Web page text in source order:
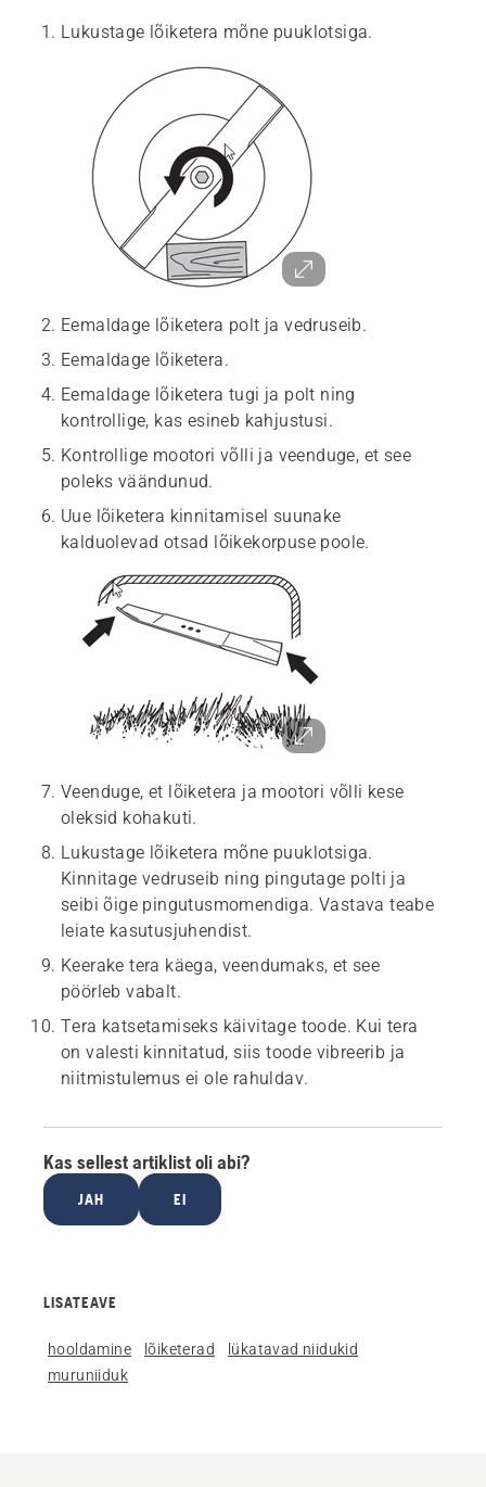
Lukustage lõiketera mõne puuklotsiga.
Eemaldage lõiketera polt ja vedruseib.
Eemaldage lõiketera.
Eemaldage lõiketera tugi ja polt ning
kontrollige, kas esineb kahjustusi.
Kontrollige mootori võlli ja veenduge, et see
poleks väändunud.
Uue lõiketera kinnitamisel suunake
kalduolevad otsad lõikekorpuse poole.
Veenduge, et lõiketera ja mootori võlli kese
oleksid kohakuti.
Lukustage lõiketera mõne puuklotsiga.
Kinnitage vedruseib ning pingutage polti ja
seibi õige pingutusmomendiga. Vastava teabe
leiate kasutusjuhendist.
Keerake tera käega, veendumaks, et see
pöörleb vabalt.
Tera katsetamiseks käivitage toode. Kui tera
on valesti kinnitatud, siis toode vibreerib ja
niitmistulemus ei ole rahuldav.
Kas sellest artiklist oli abi?
JAH EI
LISATEAVE
hooldamine lõiketerad
lükatavad niidukid
muruniiduk